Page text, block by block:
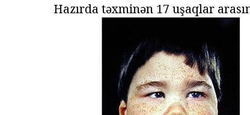
Hazırda təxminən 17 uşaqlar